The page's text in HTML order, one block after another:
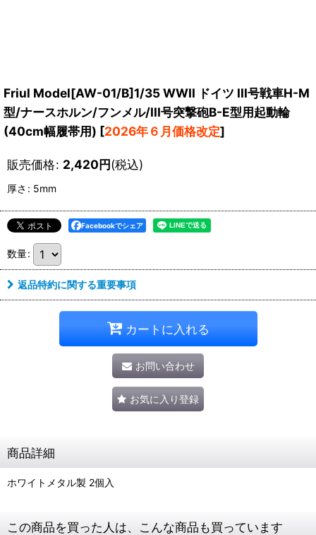
Friul Model[AW-01/B]1/35 WWII ドイツ III号戦車H-M
型/ナースホルン/フンメル/III号突撃砲B-E型用起動輪
(40cm幅履帯用) [2026年６月価格改定]
販売価格: 2,420円(税込)
厚さ : 5mm
Facebookでシェア
数量:
返品特約に関する重要事項
カートに入れる
お問い合わせ
お気に入り登録
商品詳細
ホワイトメタル製 2個入
この商品を買った人は、こんな商品も買っています